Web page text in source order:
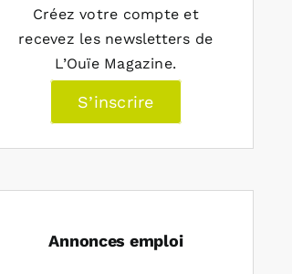
Créez votre compte et
recevez les newsletters de
L’Ouïe Magazine.
S’inscrire
Annonces emploi